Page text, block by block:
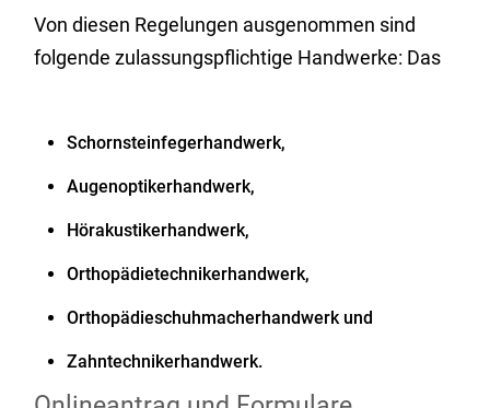
Von diesen Regelungen ausgenommen sind
folgende zulassungspflichtige Handwerke: Das
Schornsteinfegerhandwerk,
Augenoptikerhandwerk,
Hörakustikerhandwerk,
Orthopädietechnikerhandwerk,
Orthopädieschuhmacherhandwerk und
Zahntechnikerhandwerk.